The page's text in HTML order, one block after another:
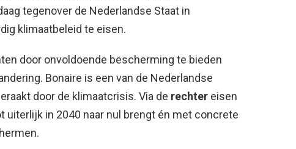
tegenover de Nederlandse Staat in
klimaatbeleid te eisen.
door onvoldoende bescherming te bieden
Bonaire is een van de Nederlandse
door de klimaatcrisis. Via de rechter eisen
uiterlijk in 2040 naar nul brengt én met concrete